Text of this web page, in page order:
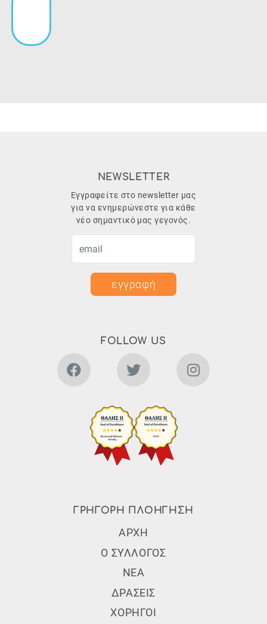
ΓΡΗΓΟΡΗ ΠΛΟΗΓΗΣΗ
Subfooter Menu
ΑΡΧΗ
Ο ΣΥΛΛΟΓΟΣ
ΝΕΑ
ΔΡΑΣΕΙΣ
ΧΟΡΗΓΟΙ
FOLLOW US
NEWSLETTER
Εγγραφείτε στο newsletter μας
για να ενημερώνεστε για κάθε
νέο σημαντικό μας γεγονός.
εγγραφή